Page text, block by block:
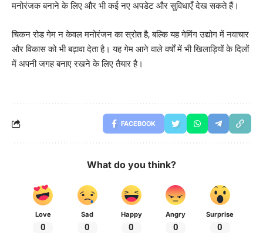
मनोरंजक बनाने के लिए और भी कई नए अपडेट और सुविधाएँ देख सकते हैं।
चिकन रोड गेम न केवल मनोरंजन का स्रोत है, बल्कि यह गेमिंग उद्योग में नवाचार
और विकास को भी बढ़ावा देता है। यह गेम आने वाले वर्षों में भी खिलाड़ियों के दिलों
में अपनी जगह बनाए रखने के लिए तैयार है।
FACEBOOK
What do you think?
Love
0
Sad
0
Happy
0
Angry
0
Surprise
0